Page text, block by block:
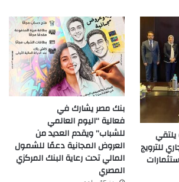
يلتقي
للترويج
بنك مصر يشارك في
فعالية “اليوم العالمي
للشباب” ويقدم العديد من
العروض المجانية دعمًا للشمول
المالي تحت رعاية البنك المركزي
المصري